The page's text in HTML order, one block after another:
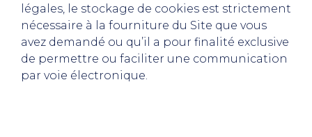
légales, le stockage de cookies est strictement
nécessaire à la fourniture du Site que vous
avez demandé ou qu’il a pour finalité exclusive
de permettre ou faciliter une communication
par voie électronique.